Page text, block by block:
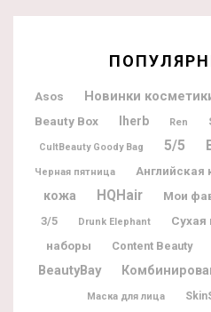
Asos Новинки
Beauty Box
Iherb Ren
CultBeauty Goody Bag 5/5
Черная пятница Английская
кожа
HQHair Мои
3/5 Drunk Elephant Сухая
наборы
Content Beauty
BeautyBay
Маска для лица